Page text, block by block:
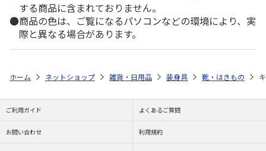
する商品に含まれておりません。
商品の色は、ご覧になるパソコンなどの環境により、実
際と異なる場合があります。
ホーム ネットショップ 雑貨・日用品 装身具 靴・はきもの
ご利用ガイド よくあるご質問
お問い合わせ 利用規約